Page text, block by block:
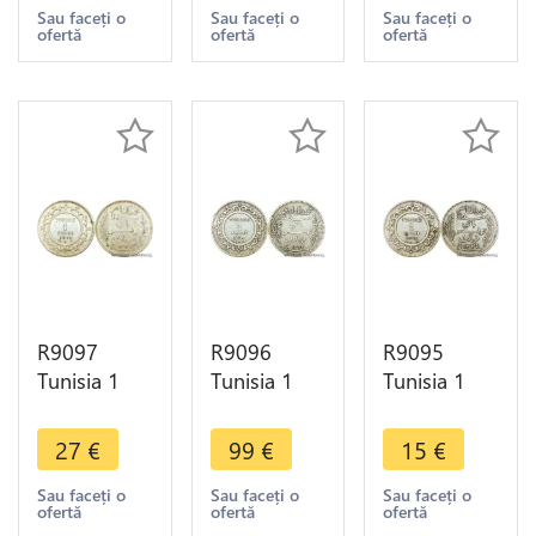
AH 1335
1916 A
>Offer
Sau faceți o
ofertă
AH 1329
1911 A
>Offer
Sau faceți o
ofertă
A Paris
Silver ->
Sau faceți o
ofertă
R9097
Tunisia 1
Muhammad
al-Nasir Bey
AH 1334
1915 A
27 €
Sau faceți o
ofertă
R9096
Tunisia 1
Muhammad
al-Hadi Bey
AH 1322
1904 A
99 €
Sau faceți o
ofertă
R9095
Tunisia 1
Muhammad
al-Nasir Bey
AH 1334
1916 A
15 €
Sau faceți o
ofertă